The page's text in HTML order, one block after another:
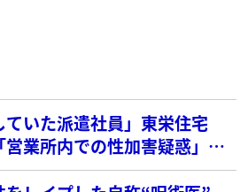
ていた派遣社員」東栄住宅
業所内での性加害疑惑」の
約も解除へ